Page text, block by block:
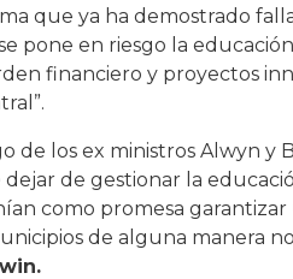
que ya ha demostrado
pone en riesgo la
financiero y proyectos
los ex ministros Alwyn y
de gestionar la
como promesa
de alguna manera